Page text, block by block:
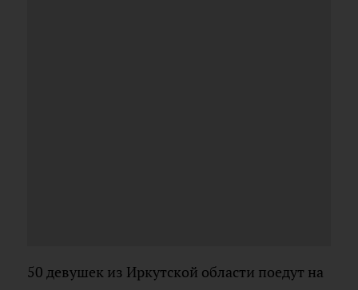
50 девушек из Иркутской области поедут на